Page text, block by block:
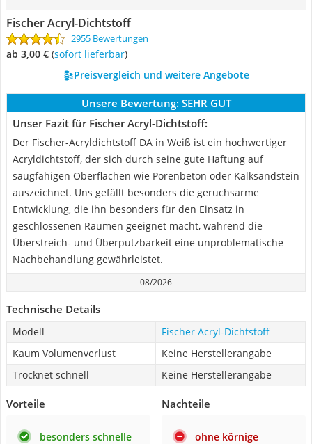
Fischer Acryl-Dichtstoff
2955 Bewertungen
ab 3,00 € ( Sofort lieferbar)
Preisvergleich und weitere Angebote
Unsere Bewertung: SEHR GUT
Unser Fazit für Fischer Acryl-Dichtstoff:
Der Fischer-Acryldichtstoff DA in Weiß ist ein hochwertiger
Acryldichtstoff, der sich durch seine gute Haftung auf
saugfähigen Oberflächen wie Porenbeton oder Kalksandstein
auszeichnet. Uns gefällt besonders die geruchsarme
Entwicklung, die ihn besonders für den Einsatz in
geschlossenen Räumen geeignet macht, während die
Überstreich- und Überputzbarkeit eine unproblematische
Nachbehandlung gewährleistet.
08/2026
Technische Details
Modell
Fischer Acryl-Dichtstoff
Kaum Volumenverlust
Keine Herstellerangabe
Trocknet schnell
Keine Herstellerangabe
Vorteile
besonders schnelle
Nachteile
ohne körnige